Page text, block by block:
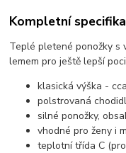
Kompletní
Teplé pletené ponožky s
lemem pro ještě lepší
klasická výška -
polstrovaná
silné ponožky,
vhodné pro ženy i
teplotní třída C